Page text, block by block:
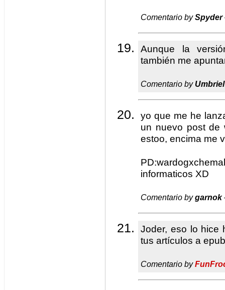
Comentario bySpyder
Aunque la
también me
Comentario by Umbriel
yo que me he
un nuevo post de
estoo, encima me
informaticos XD
Comentario bygarnok
Joder, eso lo hice
tus artículos a
Comentario by